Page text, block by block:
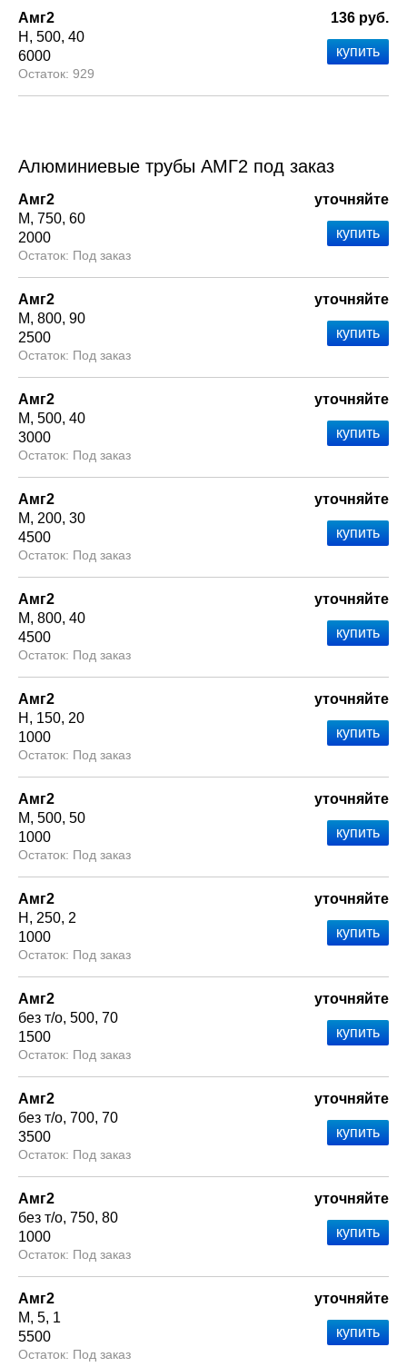
Амг2
Н
500 40
6000
929
136 руб.
Алюминиевые трубы АМГ2 под заказ
Амг2
М 750 60
2000
Под заказ
уточняйте
Амг2
М 800 90
2500
Под заказ
уточняйте
Амг2
М 500 40
3000
Под заказ
уточняйте
Амг2
М
200 30
4500
Под заказ
уточняйте
Амг2
М 800 40
4500
Под заказ
уточняйте
Амг2
Н
150 20
1000
Под заказ
уточняйте
Амг2
М 500 50
1000
Под заказ
уточняйте
Амг2
Н
250 2
1000
Под заказ
уточняйте
Амг2
без т/о 500 70
1500
Под заказ
уточняйте
Амг2
без т/о 700 70
3500
Под заказ
уточняйте
Амг2
без т/о 750 80
1000
Под заказ
уточняйте
Амг2
М 5 1
5500
Под заказ
уточняйте